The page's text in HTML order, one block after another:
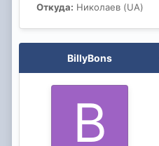
Откуда: Николаев (UA)
BillyBons